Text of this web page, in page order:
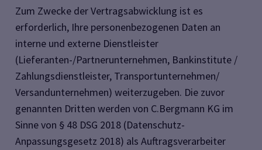
Zum Zwecke der Vertragsabwicklung ist es
erforderlich, Ihre personenbezogenen Daten an
interne und externe Dienstleister
(Lieferanten-/Partnerunternehmen, Bankinstitute /
Zahlungsdienstleister, Transportunternehmen/
Versandunternehmen) weiterzugeben. Die zuvor
genannten Dritten werden von C.Bergmann KG im
Sinne von § 48 DSG 2018 (Datenschutz-
Anpassungsgesetz 2018) als Auftragsverarbeiter